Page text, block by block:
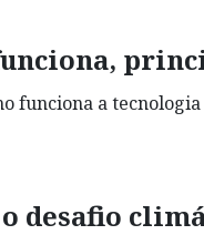
funciona a
desafio